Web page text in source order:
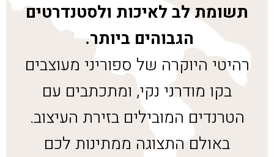
תשומת לב לאיכות ולסטנדרטים
הגבוהים ביותר.
רהיטי היוקרה של ספוריני מעוצבים
בקו מודרני נקי, ומתכתבים עם
הטרנדים המובילים בזירת העיצוב.
באולם התצוגה ממתינות לכם